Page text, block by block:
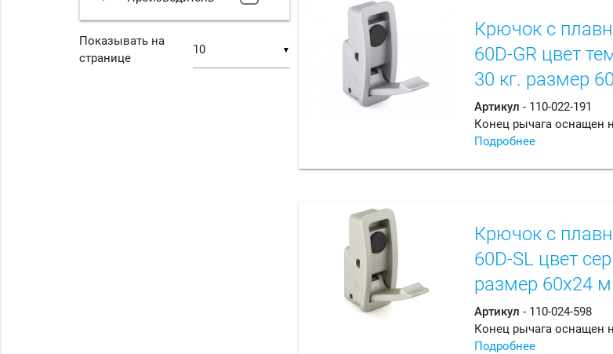
Показывать на
странице
▼
Крючок с
60D-GR цвет
30 кг. размер
Артикул - 110-022-191
Конец рычага оснащен
Подробнее
Крючок с
60D-SL цвет
размер 60х24
Артикул - 110-024-598
Конец рычага оснащен
Подробнее